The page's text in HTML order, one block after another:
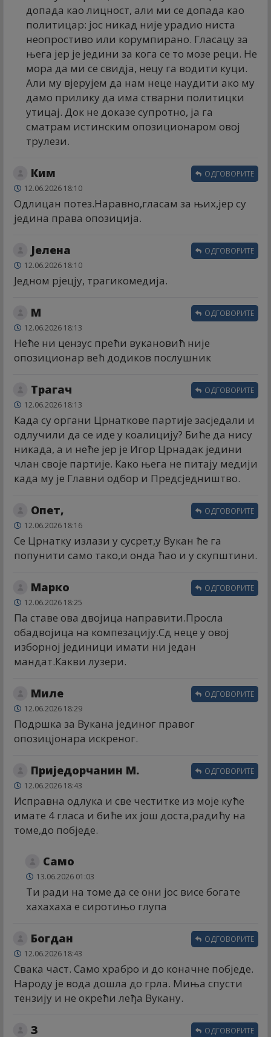
допада као лицност, али ми се допада као
политицар: јос никад није урадио ниста
неопростиво или корумпирано. Гласацу за
њега јер је једини за кога се то мозе реци. Не
мора да ми се свидја, нецу га водити куци.
Али му вјерујем да нам неце наудити ако му
дамо прилику да има стварни политицки
утицај. Док не доказе супротно, ја га
сматрам истинским опозиционаром овој
трулези.
Ким
12.06.2026 18:10
Одлицан потез.Наравно,гласам за њих,јер су
једина права опозиција.
ОДГОВОРИТЕ
Јелена
12.06.2026 18:10
Једном рјецју, трагикомедија.
ОДГОВОРИТЕ
М
12.06.2026 18:13
Неће ни цензус прећи вукановић није
опозиционар већ додиков послушник
ОДГОВОРИТЕ
Трагач
12.06.2026 18:13
Када су органи Црнаткове партије засједали и
одлучили да се иде у коалицију? Биће да нису
никада, а и неће јер је Игор Црнадак једини
члан своје партије. Како њега не питају медији
када му је Главни одбор и Предсједништво.
ОДГОВОРИТЕ
Опет,
12.06.2026 18:16
Се Црнатку излази у сусрет,y Вукан ће га
попунити само тако,и онда ћао и у скупштини.
ОДГОВОРИТЕ
Марко
12.06.2026 18:25
Па ставе ова двојица направити.Просла
обадвојица на компезацију.Сд неце у овој
изборној јединици имати ни један
мандат.Какви лузери.
ОДГОВОРИТЕ
Миле
12.06.2026 18:29
Подршка за Вукана јединог правог
опозицјонара искреног.
ОДГОВОРИТЕ
Приједорчанин М.
12.06.2026 18:43
Исправна одлука и све честитке из моје куће
имате 4 гласа и биће их још доста,радићу на
томе,до побједе.
ОДГОВОРИТЕ
Само
13.06.2026 01:03
Ти ради на томе да се они јос висе богате
хахахаха е сиротињо глупа
Богдан
12.06.2026 18:43
Свака част. Само храбро и до коначне побједе.
Народу је вода дошла до грла. Миња спусти
тензију и не окрећи леђа Вукану.
ОДГОВОРИТЕ
З ОДГОВОРИТЕ